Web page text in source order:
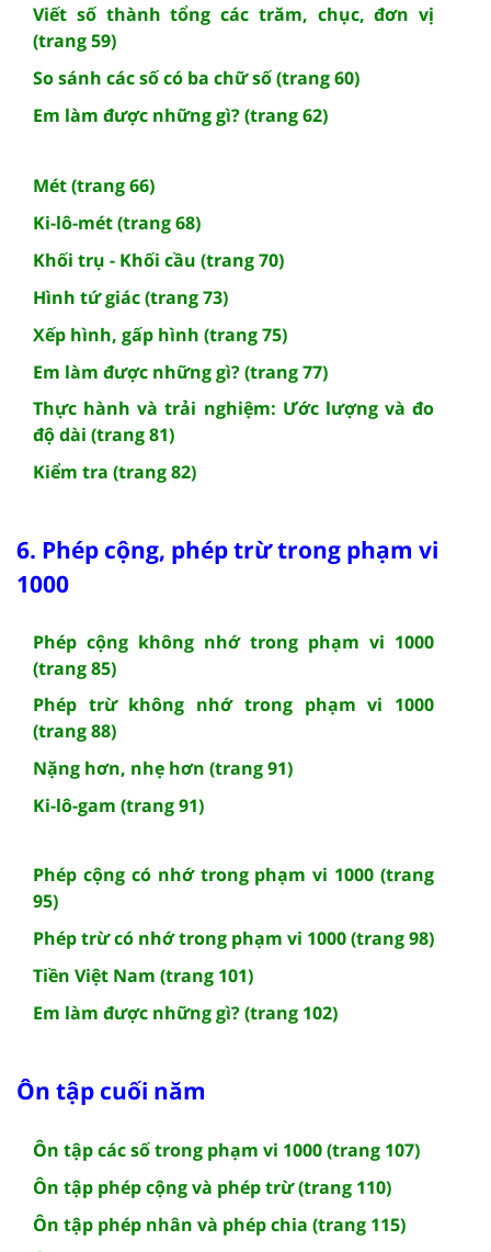
Viết số thành tổng các trăm, chục, đơn vị
(trang 59)
So sánh các số có ba chữ số (trang 60)
Em làm được những gì? (trang 62)
Mét (trang 66)
Ki-lô-mét (trang 68)
Khối trụ - Khối cầu (trang 70)
Hình tứ giác (trang 73)
Xếp hình, gấp hình (trang 75)
Em làm được những gì? (trang 77)
Thực hành và trải nghiệm: Ước lượng và đo
độ dài (trang 81)
Kiểm tra (trang 82)
6. Phép cộng, phép trừ trong phạm vi
1000
Phép cộng không nhớ trong phạm vi 1000
(trang 85)
Phép trừ không nhớ trong phạm vi 1000
(trang 88)
Nặng hơn, nhẹ hơn (trang 91)
Ki-lô-gam (trang 91)
Phép cộng có nhớ trong phạm vi 1000 (trang
95)
Phép trừ có nhớ trong phạm vi 1000 (trang 98)
Tiền Việt Nam (trang 101)
Em làm được những gì? (trang 102)
Ôn tập cuối năm
Ôn tập các số trong phạm vi 1000 (trang 107)
Ôn tập phép cộng và phép trừ (trang 110)
Ôn tập phép nhân và phép chia (trang 115)